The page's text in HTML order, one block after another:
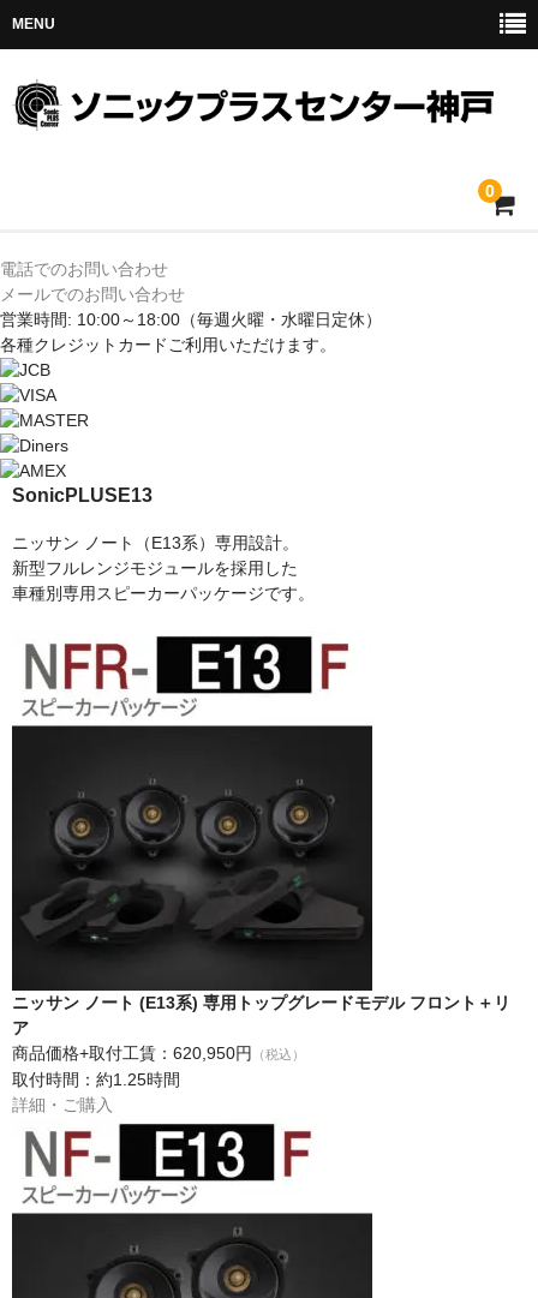
MENU
0
ホーム
メルセデス
BMW
MINI
アウディ
日産
アクセス
お問い合わせ
電話でのお問い合わせ
メールでのお問い合わせ
営業時間: 10:00～18:00 （毎週火曜・水曜日定休）
各種クレジットカードご利用いただけます。
SonicPLUS E13
ニッサン ノート（E13系）専用設計。
新型フルレンジモジュールを採用した
車種別専用スピーカーパッケージです。
ニッサン ノート (E13系) 専用トップグレードモデル フロント＋リ
ア
商品価格+取付工賃：620,950円
（税込）
取付時間：約1.25時間
詳細・ご購入